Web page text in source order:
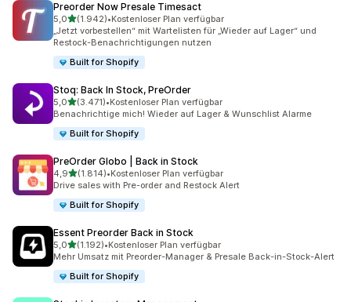
Preorder Now Presale Timesact
5,0von 5 Sternen
(1.942)
1942 Rezensionen insgesamt
•Kostenloser Plan verfügbar
„Jetzt vorbestellen“ mit Wartelisten für „Wieder auf Lager“ und
Restock-Benachrichtigungen nutzen
Built for Shopify
Stoq: Back In Stock, PreOrder
5,0von 5 Sternen
(3.471)
3471 Rezensionen insgesamt
•Kostenloser Plan verfügbar
Benachrichtige mich! Wieder auf Lager & Wunschlist Alarme
Built for Shopify
PreOrder Globo | Back in Stock
4,9von 5 Sternen
(1.814)
1814 Rezensionen insgesamt
•Kostenloser Plan verfügbar
Drive sales with Pre-order and Restock Alert
Built for Shopify
Essent Preorder Back in Stock
5,0von 5 Sternen
(1.192)
1192 Rezensionen insgesamt
•Kostenloser Plan verfügbar
Mehr Umsatz mit Preorder-Manager & Presale Back-in-Stock-Alert
Built for Shopify